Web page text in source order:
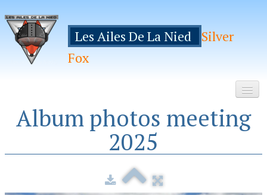
Les Ailes De La Nied
Silver
Fox
Accueil
Album photos meeting
2025